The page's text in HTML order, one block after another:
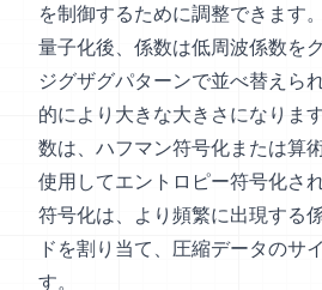
を制御するために調整できます。
量子化後、係数は低周波係数を
ジグザグパターンで並べ替えら
的により大きな大きさになりま
数は、ハフマン符号化または算
使用してエントロピー符号化さ
符号化は、より頻繁に出現する
ドを割り当て、圧縮データのサ
す。